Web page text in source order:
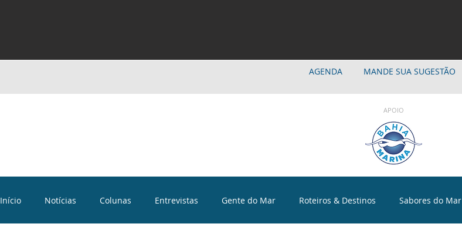
Início Notícias Colunas Entrevistas Gente do Mar Roteiros & Destinos Sabores do Mar
AGENDA MANDE SUA SUGESTÃO
APOIO